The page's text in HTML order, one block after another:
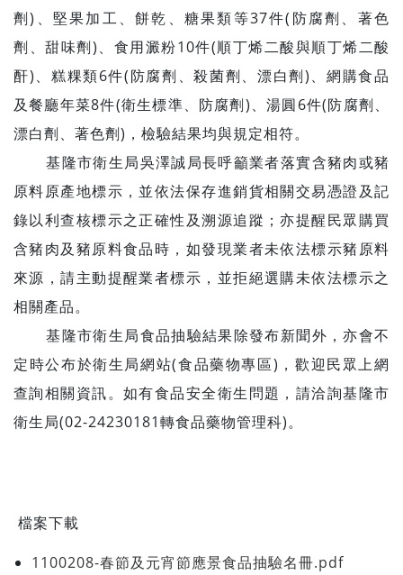
劑)、堅果加工、餅乾、糖果類等37件(防腐劑、著色
劑、甜味劑)、食用澱粉10件(順丁烯二酸與順丁烯二酸
酐)、糕粿類6件(防腐劑、殺菌劑、漂白劑)、網購食品
及餐廳年菜8件(衛生標準、防腐劑)、湯圓6件(防腐劑、
漂白劑、著色劑)，檢驗結果均與規定相符。
基隆市衛生局吳澤誠局長呼籲業者落實含豬肉或豬
原料原產地標示，並依法保存進銷貨相關交易憑證及記
錄以利查核標示之正確性及溯源追蹤；亦提醒民眾購買
含豬肉及豬原料食品時，如發現業者未依法標示豬原料
來源，請主動提醒業者標示，並拒絕選購未依法標示之
相關產品。
基隆市衛生局食品抽驗結果除發布新聞外，亦會不
定時公布於衛生局網站(食品藥物專區)，歡迎民眾上網
查詢相關資訊。如有食品安全衛生問題，請洽詢基隆市
衛生局(02-24230181轉食品藥物管理科)。
檔案下載
1100208-春節及元宵節應景食品抽驗名冊.pdf